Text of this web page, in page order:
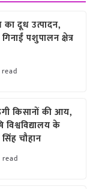
दूध उत्पादन,
पशुपालन क्षेत्र
किसानों की आय,
विश्वविद्यालय के
चौहान